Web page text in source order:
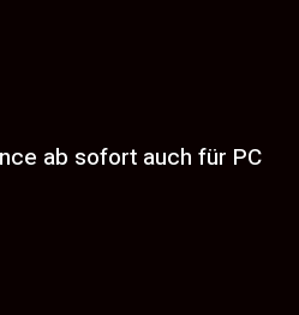
ab sofort auch für PC